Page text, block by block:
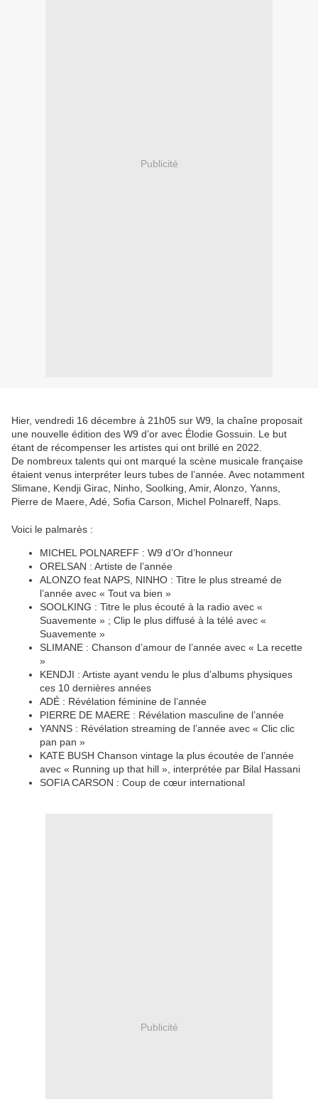
Publicité
Hier, vendredi 16 décembre à 21h05 sur W9, la chaîne proposait
une nouvelle édition des W9 d’or avec Élodie Gossuin. Le but
étant de récompenser les artistes qui ont brillé en 2022.
De nombreux talents qui ont marqué la scène musicale française
étaient venus interpréter leurs tubes de l’année. Avec notamment
Slimane, Kendji Girac, Ninho, Soolking, Amir, Alonzo, Yanns,
Pierre de Maere, Adé, Sofia Carson, Michel Polnareff, Naps.
Voici le palmarès :
MICHEL POLNAREFF : W9 d’Or d’honneur
ORELSAN : Artiste de l’année
ALONZO feat NAPS, NINHO : Titre le plus streamé de
l’année avec « Tout va bien »
SOOLKING : Titre le plus écouté à la radio avec «
Suavemente » ; Clip le plus diffusé à la télé avec «
Suavemente »
SLIMANE : Chanson d’amour de l’année avec « La recette
»
KENDJI : Artiste ayant vendu le plus d’albums physiques
ces 10 dernières années
ADÉ : Révélation féminine de l’année
PIERRE DE MAERE : Révélation masculine de l’année
YANNS : Révélation streaming de l’année avec « Clic clic
pan pan »
KATE BUSH Chanson vintage la plus écoutée de l’année
avec « Running up that hill », interprétée par Bilal Hassani
SOFIA CARSON : Coup de cœur international
Publicité